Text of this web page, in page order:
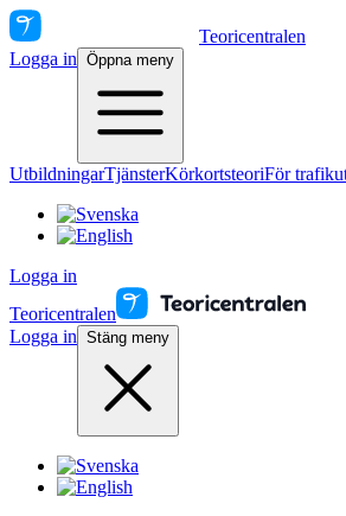
Teoricentralen
Logga in Öppna meny
UtbildningarTjänsterKörkortsteoriFör
Logga in
Teoricentralen
Logga in Stäng meny